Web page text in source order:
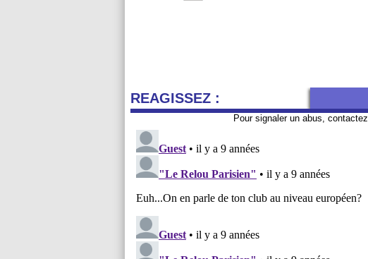
REAGISSEZ :
Pour signaler un abus, contactez